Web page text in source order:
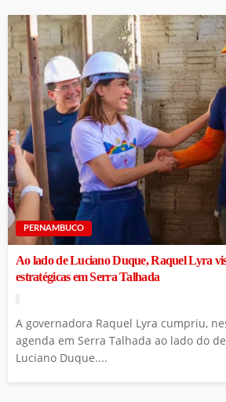
PERNAMBUCO
Ao lado de Luciano Duque, Raquel Lyra
estratégicas em Serra Talhada
A governadora Raquel Lyra cumpriu,
agenda em Serra Talhada ao lado do
Luciano Duque....